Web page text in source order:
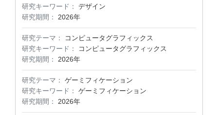
研究キーワード：
デザイン
研究期間：
2026年
研究テーマ：
コンピュータグラフィックス
研究キーワード：
コンピュータグラフィックス
研究期間：
2026年
研究テーマ：
ゲーミフィケーション
研究キーワード：
ゲーミフィケーション
研究期間：
2026年